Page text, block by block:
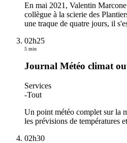
En mai 2021, Valentin
collègue à la scierie des
une traque de quatre jours, il
02h25
5 min
Journal Météo climat
Services
-Tout
Un point météo complet sur la
les prévisions de températures
02h30